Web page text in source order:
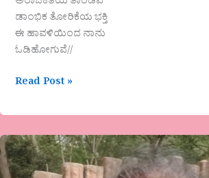
ಡಾಂಭಿಕ ತೋರಿಕೆಯ ಭಕ್ತಿ
ಈ ಹಾವಳಿಯಿಂದ ನಾನು
ಓಡಿಹೋಗುವೆ//
Read Post »
ಶೋಭಾ
ಮಲ್ಲಿಕಾರ್ಜುನ
ಅವರ